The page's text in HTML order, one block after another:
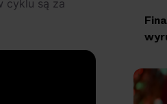
cyklu są za